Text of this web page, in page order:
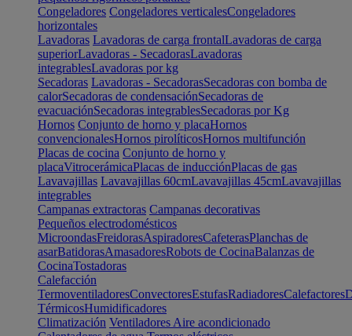
Congeladores Congeladores verticalesCongeladores
horizontales
Lavadoras Lavadoras de carga frontalLavadoras de carga
superiorLavadoras - SecadorasLavadoras
integrablesLavadoras por kg
Secadoras Lavadoras - SecadorasSecadoras con bomba de
calorSecadoras de condensaciónSecadoras de
evacuaciónSecadoras integrablesSecadoras por Kg
Hornos Conjunto de horno y placaHornos
convencionalesHornos pirolíticosHornos multifunción
Placas de cocina Conjunto de horno y
placaVitrocerámicaPlacas de inducciónPlacas de gas
Lavavajillas Lavavajillas 60cmLavavajillas 45cmLavavajillas
integrables
Campanas extractoras Campanas decorativas
Pequeños electrodomésticos
MicroondasFreidorasAspiradoresCafeterasPlanchas de
asarBatidorasAmasadoresRobots de CocinaBalanzas de
CocinaTostadoras
Calefacción
TermoventiladoresConvectoresEstufasRadiadoresCalefactores
TérmicosHumidificadores
Climatización Ventiladores Aire acondicionado